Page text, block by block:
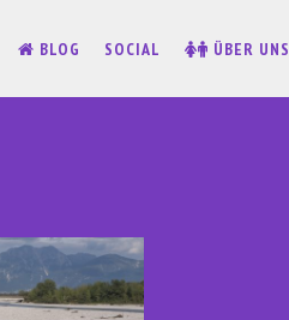
BLOG SOCIAL ÜBER UNS